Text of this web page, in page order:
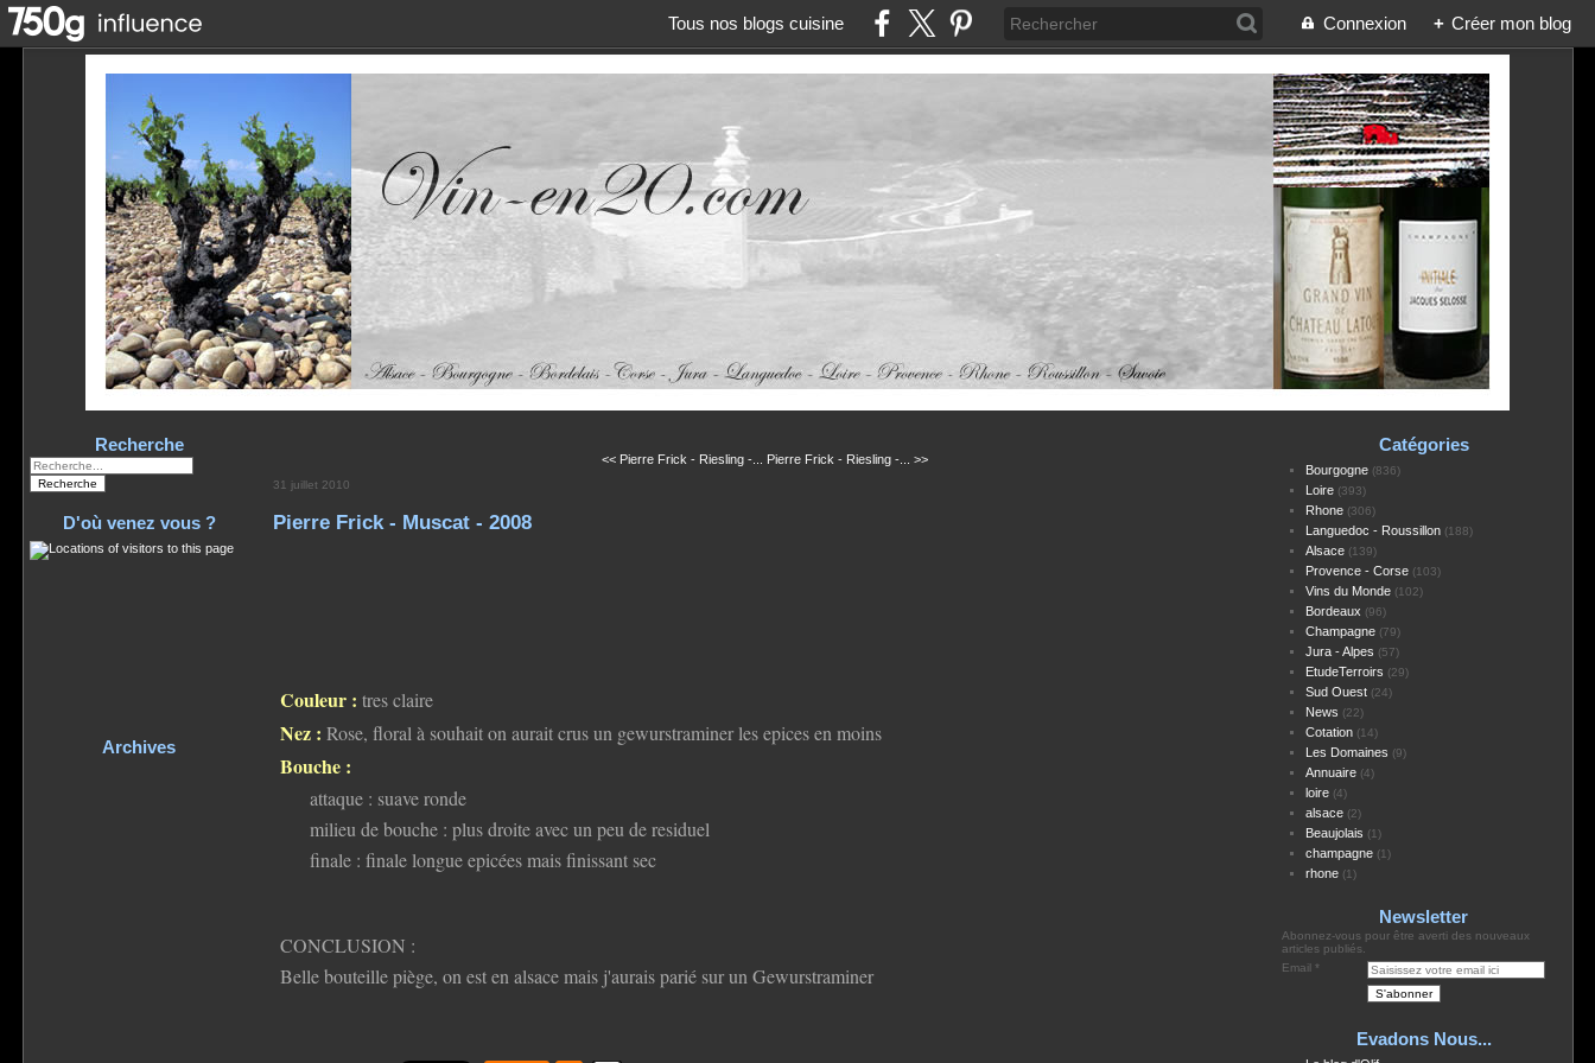
Tous nos blogs cuisine Connexion + Créer mon blog
Recherche
D'où venez vous ?
Archives
<< Pierre Frick - Riesling -... Pierre Frick - Riesling -... >>
31 juillet 2010
Pierre Frick - Muscat - 2008
Couleur : tres claire
Nez : Rose, floral à souhait on aurait crus un gewurstraminer les epices en moins
Bouche :
attaque : suave ronde
milieu de bouche : plus droite avec un peu de residuel
finale : finale longue epicées mais finissant sec
CONCLUSION :
Belle bouteille piège, on est en alsace mais j'aurais parié sur un Gewurstraminer
Catégories
Bourgogne(836)
Loire(393)
Rhone(306)
Languedoc - Roussillon(188)
Alsace(139)
Provence - Corse(103)
Vins du Monde(102)
Bordeaux (96)
Champagne(79)
Jura - Alpes (57)
EtudeTerroirs (29)
Sud Ouest(24)
News (22)
Cotation(14)
Les Domaines (9)
Annuaire(4)
loire(4)
alsace(2)
Beaujolais (1)
champagne(1)
rhone(1)
Newsletter
Abonnez-vous pour être averti des nouveaux
articles publiés.
Email
Evadons Nous...